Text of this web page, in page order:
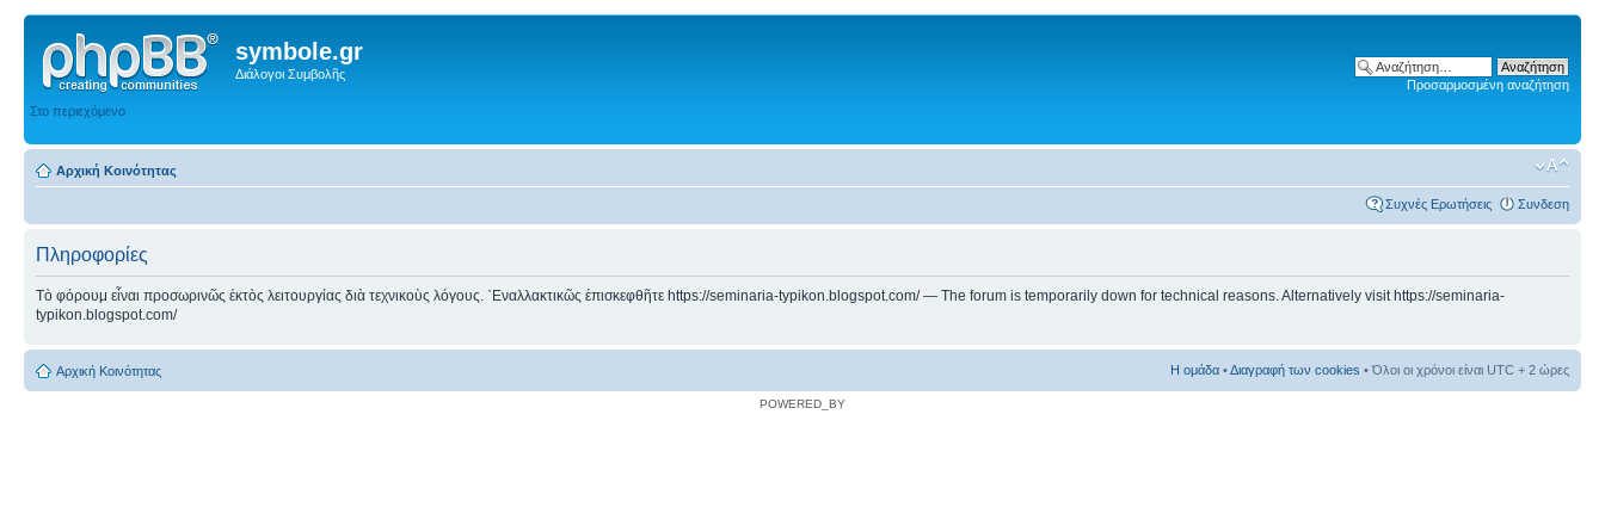
symbole.gr
Διάλογοι Συμβολῆς
Στο περιεχόμενο
Προσαρμοσμένη αναζήτηση
Αρχική Κοινότητας
Συχνές Ερωτήσεις Συνδεση
Πληροφορίες
Τὸ φόρουμ εἶναι προσωρινῶς ἐκτὸς λειτουργίας διὰ τεχνικοὺς λόγους. ᾿Εναλλακτικῶς ἐπισκεφθῆτε https://seminaria-typikon.blogspot.com/ — The forum is temporarily down for technical reasons. Alternatively visit https://seminaria-
typikon.blogspot.com/
Αρχική Κοινότητας Η ομάδα •Διαγραφή των cookies • Όλοι οι χρόνοι είναι UTC + 2 ώρες
POWERED_BY